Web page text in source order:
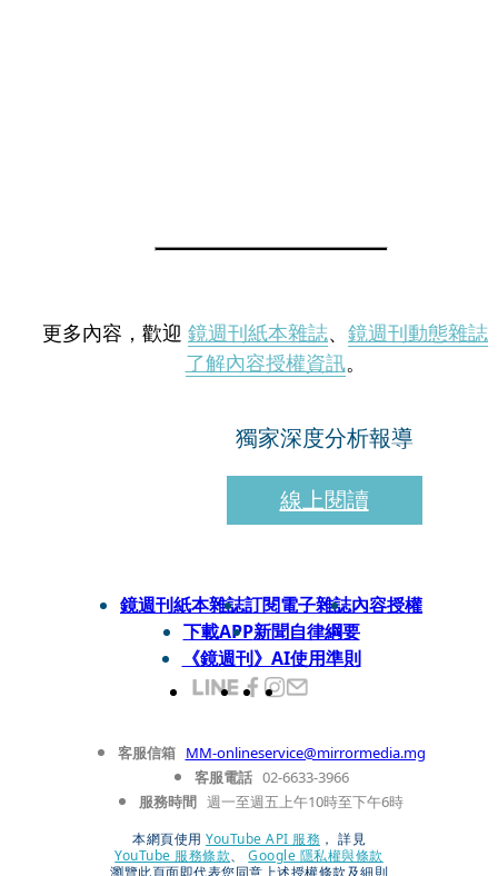
更多內容，歡迎 鏡週刊紙本雜誌、 鏡週刊動態雜誌
了解內容授權資訊。
獨家深度分析報導
線上閱讀
鏡週刊紙本雜誌訂閱電子雜誌內容授權
下載APP新聞自律綱要
《鏡週刊》AI使用準則
客服信箱 MM-onlineservice@mirrormedia.mg
客服電話 02-6633-3966
服務時間 週一至週五上午10時至下午6時
本網頁使用 YouTube API 服務 ， 詳見
YouTube 服務條款、
Google 隱私權與條款
瀏覽此頁面即代表您同意上述授權條款及細則